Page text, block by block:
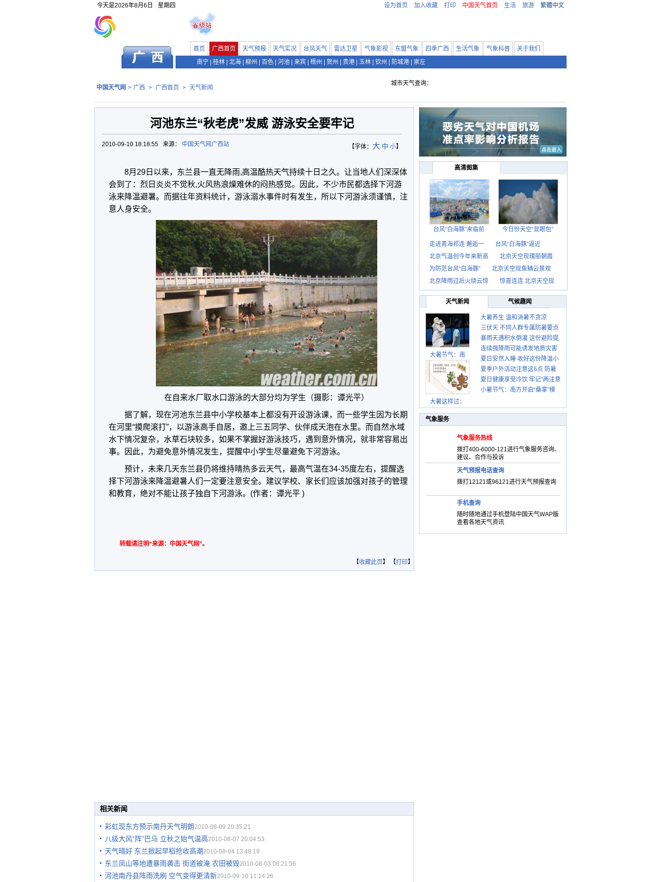
今天是2026年8月6日 星期四 设为首页 加入收藏 打印 中国天气首页 生活 旅游 繁體中文
首页 广西首页 天气预报 天气实况 台风天气 雷达卫星 气象影视 东盟气象 四季广西 生活气象 气象科普
关于我们
南宁
桂林 北海 柳州 百色 河池 来宾 梧州 贺州 贵港 玉林 钦州 防城港 崇左
中国天气网 > 广西 > 广西首页 > 天气新闻
城市天气查询：
河池东兰“秋老虎”发威 游泳安全要牢记
【字体： 大 中 小】
2010-09-10 18:18:55 来源： 中国天气网广西站
8月29日以来，东兰县一直无降雨,高温酷热天气持续十日之久。让当地人们深深体
会到了：烈日炎炎不觉秋,火风热浪燥难休的闷热感觉。因此，不少市民都选择下河游
泳来降温避暑。而据往年资料统计，游泳溺水事件时有发生，所以下河游泳须谨慎，注
意人身安全。
在自来水厂取水口游泳的大部分均为学生（摄影：谭光平）
据了解，现在河池东兰县中小学校基本上都没有开设游泳课，而一些学生因为长期
在河里“摸爬滚打”，以游泳高手自居，邀上三五同学、伙伴成天泡在水里。而自然水域
水下情况复杂，水草石块较多，如果不掌握好游泳技巧，遇到意外情况，就非常容易出
事。因此，为避免意外情况发生，提醒中小学生尽量避免下河游泳。
预计，未来几天东兰县仍将维持晴热多云天气，最高气温在34-35度左右，提醒选
择下河游泳来降温避暑人们一定要注意安全。建议学校、家长们应该加强对孩子的管理
和教育，绝对不能让孩子独自下河游泳。(作者：谭光平 )
转载请注明“来源：中国天气网”。
【收藏此页】 【打印】
相关新闻
彩虹现东方预示南丹天气明朗2010-08-09 20:35:21
八级大风“阵”巴马 立秋之始气温高2010-08-07 20:04:53
天气晴好 东兰掀起早稻抢收高潮2010-08-04 13:48:19
东兰凤山等地遭暴雨袭击 街道被淹 农田被毁2010-08-03 08:21:56
河池南丹县阵雨洗刷 空气变得更清新2010-09-10 11:14:26
高清图集
台风“白海豚”来临前 今日份天空“显眼包”
走进青海祁连 邂逅一
台风“白海豚”逼近
北京气温创今年来新高
北京天空现瑰丽朝霞
为防范台风“白海豚”
北京天空现鱼鳞云景观
北京降雨过后火烧云惊
惊喜连连 北京天空现
天气新闻 气候趣闻
大暑节气：南
大暑这样过：
大暑养生 温和消暑不贪凉
三伏天 不同人群专属防暑要点
请收好
暴雨天遇积水倒灌 这份避险提
示请收好
连续强降雨可能诱发地质灾害
这些前兆要知道
夏日安然入睡 收好这份降温小
贴士
夏季户外活动注意这6点 防暑
健身两不误
夏日健康享受冷饮 牢记“两注意
一控制”
小暑节气：南方开启“桑拿”模
气象服务
气象服务热线
拨打400-6000-121进行气象服务咨询、
建议、合作与投诉
天气预报电话查询
拨打12121或96121进行天气预报查询
手机查询
随时随地通过手机登陆中国天气WAP版
查看各地天气资讯